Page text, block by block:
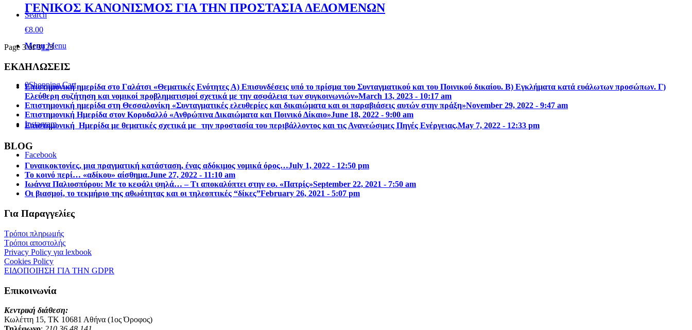
Search
Menu Menu
0Shopping Cart
Instagram
Facebook
ΓΕΝΙΚΟΣ ΚΑΝΟΝΙΣΜΟΣ ΓΙΑ ΤΗΝ ΠΡΟΣΤΑΣΙΑ ΔΕΔΟΜΕΝΩΝ
€8.00
Page 3 of 3123
ΕΚΔΗΛΩΣΕΙΣ
Επιστημονική ημερίδα στο Γαλάτσι «Θεματικές Ενότητες Α) Επισυνδέσεις υπό το πρίσμα του Συνταγματικού και του Ποινικού δικαίου. Β) Εγκλήματα κατά ευάλωτων προσώπων. Γ)
Ελεύθερη συζήτηση και νομικοί προβληματισμοί σχετικά με την ασφάλεια των συγκοινωνιών»March 13, 2023 - 10:17 am
Επιστηµονική ηµερίδα στη Θεσσαλονίκη «Συνταγµατικές ελευθερίες και δικαιώµατα και οι παραβιάσεις αυτών στην πράξη»November 29, 2022 - 9:47 am
Επιστημονική Ημερίδα στον Κορυδαλλό «Ανθρώπινα Δικαιώματα και Ποινικό Δίκαιο»June 18, 2022 - 9:00 am
Επιστημονική Ημερίδα με θεματικές σχετικά με την προστασία του περιβάλλοντος και τις Ανανεώσιμες Πηγές Ενέργειας.May 7, 2022 - 12:33 pm
BLOG
Γυναικοκτονίες, μια πραγματική κατάσταση, ένας αδόκιμος νομικά όρος…July 1, 2022 - 12:50 pm
Το κοινό περί… «αδίκου» αίσθημα.June 27, 2022 - 11:10 am
Ιωάννα Παλιοσπύρου: Με το κεφάλι ψηλά… – Τι αποκαλύπτει στην εφ. «Πατρίς»September 22, 2021 - 7:50 am
Οι βιασμοί, το τεκμήριο της αθωότητας και οι τηλεοπτικές “δίκες”February 26, 2021 - 5:07 pm
Για Παραγγελίες
Τρόποι πληρωμής
Τρόποι αποστολής
Privacy Policy για lexbook
Cookies Policy
ΕΙΔΟΠΟΙΗΣΗ ΓΙΑ ΤΗΝ GDPR
Επικοινωνία
Κεντρική διάθεση:
Κωλέττη 15, ΤΚ 10681 Αθήνα (1ος Όροφος)